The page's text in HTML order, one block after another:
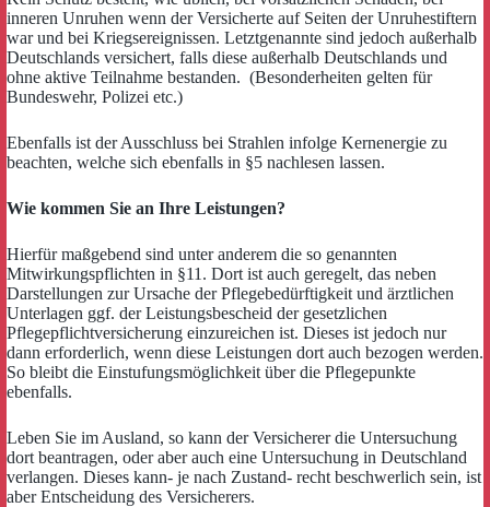
inneren Unruhen wenn der Versicherte auf Seiten der Unruhestiftern
war und bei Kriegsereignissen. Letztgenannte sind jedoch außerhalb
Deutschlands versichert, falls diese außerhalb Deutschlands und
ohne aktive Teilnahme bestanden. (Besonderheiten gelten für
Bundeswehr, Polizei etc.)
Ebenfalls ist der Ausschluss bei Strahlen infolge Kernenergie zu
beachten, welche sich ebenfalls in §5 nachlesen lassen.
Wie kommen Sie an Ihre Leistungen?
Hierfür maßgebend sind unter anderem die so genannten
Mitwirkungspflichten in §11. Dort ist auch geregelt, das neben
Darstellungen zur Ursache der Pflegebedürftigkeit und ärztlichen
Unterlagen ggf. der Leistungsbescheid der gesetzlichen
Pflegepflichtversicherung einzureichen ist. Dieses ist jedoch nur
dann erforderlich, wenn diese Leistungen dort auch bezogen werden.
So bleibt die Einstufungsmöglichkeit über die Pflegepunkte
ebenfalls.
Leben Sie im Ausland, so kann der Versicherer die Untersuchung
dort beantragen, oder aber auch eine Untersuchung in Deutschland
verlangen. Dieses kann- je nach Zustand- recht beschwerlich sein, ist
aber Entscheidung des Versicherers.